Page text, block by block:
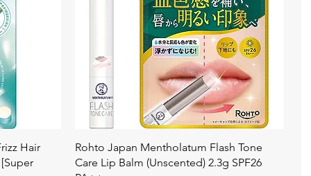
Hair
快速瀏覽
Rohto Japan Mentholatum Flash Tone
Care Lip Balm (Unscented) 2.3g SPF26